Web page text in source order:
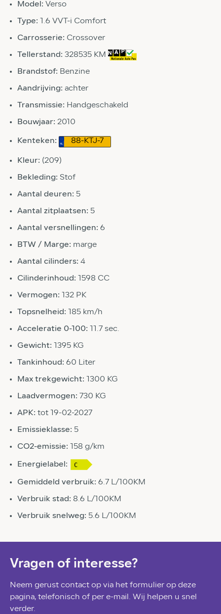
Model: Verso
Type: 1.6 VVT-i Comfort
Carrosserie: Crossover
Tellerstand: 328535 KM
Brandstof: Benzine
Aandrijving: achter
Transmissie: Handgeschakeld
Bouwjaar: 2010
Kenteken: 88-KTJ-7
Kleur: (209)
Bekleding: Stof
Aantal deuren: 5
Aantal zitplaatsen: 5
Aantal versnellingen: 6
BTW / Marge: marge
Aantal cilinders: 4
Cilinderinhoud: 1598 CC
Vermogen: 132 PK
Topsnelheid: 185 km/h
Acceleratie 0-100: 11.7 sec.
Gewicht: 1395 KG
Tankinhoud: 60 Liter
Max trekgewicht: 1300 KG
Laadvermogen: 730 KG
APK: tot 19-02-2027
Emissieklasse: 5
CO2-emissie: 158 g/km
Energielabel:
Gemiddeld verbruik: 6.7 L/100KM
Verbruik stad: 8.6 L/100KM
Verbruik snelweg: 5.6 L/100KM
Vragen of interesse?
Neem gerust contact op via het formulier op deze
pagina, telefonisch of per e-mail. Wij helpen u snel
verder.